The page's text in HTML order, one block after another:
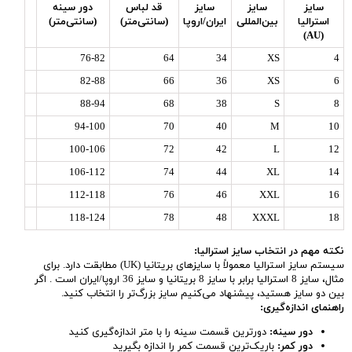
سایز
استرالیا
(AU)
سایز
بین‌المللی
سایز
ایران/اروپا
قد لباس
(سانتی‌متر)
دور سینه
(سانتی‌متر)
4
XS
34
64
76-82
6
XS
36
66
82-88
8
S
38
68
88-94
10
M
40
70
94-100
12
L
42
72
100-106
14
XL
44
74
106-112
16
XXL
46
76
112-118
18
XXXL
48
78
118-124
نکته مهم در انتخاب سایز استرالیا:
سیستم سایز استرالیا معمولاً با سایزهای بریتانیا (UK) مطابقت دارد. برای
مثال، سایز 8 استرالیا برابر با سایز 8 بریتانیا و سایز 36 اروپا/ایران است . اگر
بین دو سایز هستید، پیشنهاد می‌کنیم سایز بزرگ‌تر را انتخاب کنید.
راهنمای اندازه‌گیری:
دور سینه: دورترین قسمت سینه را با متر اندازه‌گیری کنید
دور کمر: باریک‌ترین قسمت کمر را اندازه بگیرید